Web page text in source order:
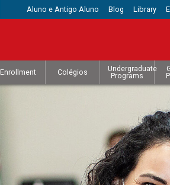
Aluno e Antigo Aluno Blog Library
Enrollment Colégios
Undergraduate
Programs